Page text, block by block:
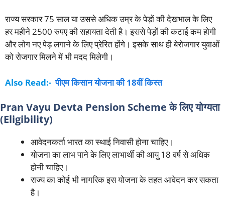
राज्य सरकार 75 साल या उससे अधिक उम्र के पेड़ों की देखभाल के लिए
हर महीने 2500 रुपए की सहायता देती है। इससे पेड़ों की कटाई कम होगी
और लोग नए पेड़ लगाने के लिए प्रेरित होंगे। इसके साथ ही बेरोजगार युवाओं
को रोजगार मिलने में भी मदद मिलेगी।
Also Read:-पीएम किसान योजना की 18वीं किस्त
Pran Vayu Devta Pension Scheme के लिए योग्यता
(Eligibility)
आवेदनकर्ता भारत का स्थाई निवासी होना चाहिए।
योजना का लाभ पाने के लिए लाभार्थी की आयु 18 वर्ष से अधिक
होनी चाहिए।
राज्य का कोई भी नागरिक इस योजना के तहत आवेदन कर सकता
है।